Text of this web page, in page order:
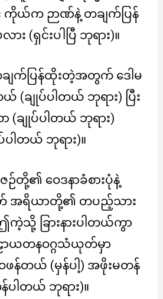
ယ်က ဉာဏ်နဲ့ တချက်ပြန်
ား (ရှင်းပါပြီ ဘုရား)။
ျက်ပြန်ထိုးတဲ့အတွက် ဒေါမ
(ချုပ်ပါတယ် ဘုရား) ပြီး
(ချုပ်ပါတယ် ဘုရား)
ပါတယ် ဘုရား)။
ဉ်တို့၏ ဝေဒနာခံစားပုံနဲ့
အရိယာတို့၏ တပည့်သား
ဤကဲ့သို့ ခြားနားပါတယ်ကွာ
ာယတနဝဂ္ဂသံယုတ်မှာ
ဖန်တယ် (မှန်ပါ့) အဖိုးမတန်
ပါတယ် ဘုရား)။